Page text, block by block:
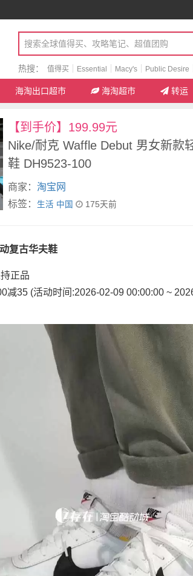
热搜： 值得买 Essential Macy's Public Desire
海淘出口超市 海淘超市 转运
【到手价】199.99元
Nike/耐克 Waffle Debut 男女新款
鞋 DH9523-100
商家：淘宝网
标签：
生活 中国 175天前
复古华夫鞋
正品
减35 (活动时间:2026-02-09 00:00:00 ~